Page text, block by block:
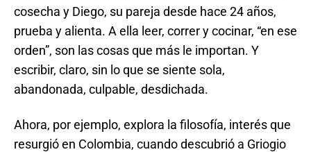
cosecha y Diego, su pareja desde hace 24 años,
prueba y alienta. A ella leer, correr y cocinar, “en ese
orden”, son las cosas que más le importan. Y
escribir, claro, sin lo que se siente sola,
abandonada, culpable, desdichada.
Ahora, por ejemplo, explora la filosofía, interés que
resurgió en Colombia, cuando descubrió a Griogio